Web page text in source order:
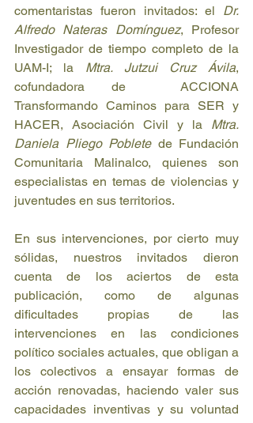
comentaristas fueron invitados: el Dr.
Alfredo Nateras Domínguez, Profesor
Investigador de tiempo completo de la
UAM-I; la Mtra. Jutzui Cruz Ávila,
cofundadora de  ACCIONA
Transformando Caminos para SER y
HACER, Asociación Civil y la Mtra.
Daniela Pliego Poblete de Fundación
Comunitaria Malinalco, quienes son
especialistas en temas de violencias y
juventudes en sus territorios.
En sus intervenciones, por cierto muy
sólidas, nuestros invitados dieron
cuenta de los aciertos de esta
publicación, como de algunas
dificultades propias de las
intervenciones en las condiciones
político sociales actuales, que obligan a
los colectivos a ensayar formas de
acción renovadas, haciendo valer sus
capacidades inventivas y su voluntad